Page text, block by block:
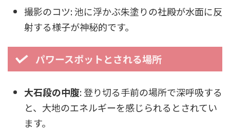
撮影のコツ: 池に浮かぶ朱塗りの社殿が水面に反
射する様子が神秘的です。
パワースポットとされる場所
大石段の中腹: 登り切る手前の場所で深呼吸する
と、大地のエネルギーを感じられるとされてい
ます。